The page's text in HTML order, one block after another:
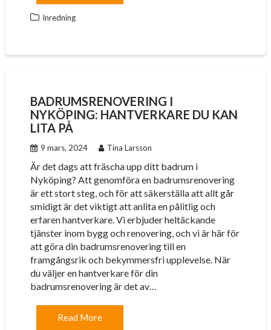
Inredning
BADRUMSRENOVERING I
NYKÖPING: HANTVERKARE DU KAN
LITA PÅ
9 mars, 2024 Tina Larsson
Är det dags att fräscha upp ditt badrum i
Nyköping? Att genomföra en badrumsrenovering
är ett stort steg, och för att säkerställa att allt går
smidigt är det viktigt att anlita en pålitlig och
erfaren hantverkare. Vi erbjuder heltäckande
tjänster inom bygg och renovering, och vi är här för
att göra din badrumsrenovering till en
framgångsrik och bekymmersfri upplevelse. När
du väljer en hantverkare för din
badrumsrenovering är det av…
Read More